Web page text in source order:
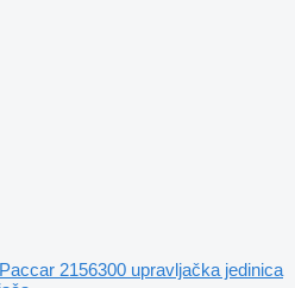
Paccar 2156300 upravljačka jedinica